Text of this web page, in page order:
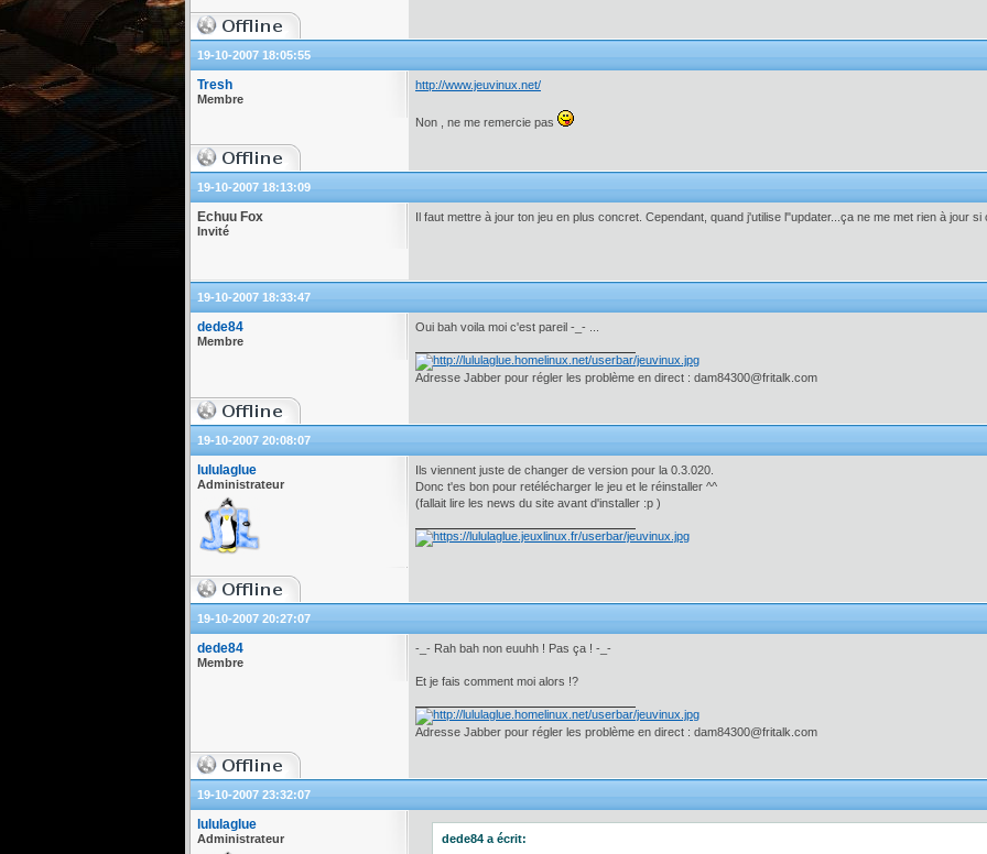
19-10-2007 18:05:55
Tresh
Membre
http://www.jeuvinux.net/
Non , ne me remercie pas
19-10-2007 18:13:09
Echuu Fox
Invité
Il faut mettre à jour ton jeu en plus concret. Cependant, quand j'utilise l"updater...ça ne me met rien à jour
19-10-2007 18:33:47
dede84
Membre
Oui bah voila moi c'est pareil -_- ...
Adresse Jabber pour régler les problème en direct : dam84300@fritalk.com
19-10-2007 20:08:07
lululaglue
Administrateur
Ils viennent juste de changer de version pour la 0.3.020.
Donc t'es bon pour retélécharger le jeu et le réinstaller ^^
(fallait lire les news du site avant d'installer :p )
19-10-2007 20:27:07
dede84
Membre
-_- Rah bah non euuhh ! Pas ça ! -_-
Et je fais comment moi alors !?
Adresse Jabber pour régler les problème en direct : dam84300@fritalk.com
19-10-2007 23:32:07
lululaglue
Administrateur
dede84 a écrit: